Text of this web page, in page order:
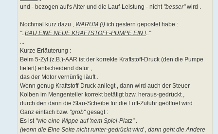
und - bezogen auf's Alter und die Lauf-Leistung - nicht "besser"wird .
Nochmal kurz dazu , WARUM (!) ich gestern gepostet habe :
"..BAU EINE NEUE KRAFTSTOFF-PUMPE EIN !.."
...
Kurze Erläuterung :
Beim 5-Zyl.(z.B.)-AAR ist der korrekte Kraftstoff-Druck (den die Pumpe
liefert) entscheidend dafür ,
das der Motor vernünfig läuft .
Wenn genug Kraftstoff-Druck anliegt , dann wird auch der Steuer-
Kolben im Mengenteiler korrekt betätigt bzw. heraus-gedrückt ,
durch den dann die Stau-Scheibe für die Luft-Zufuhr geöffnet wird .
Ganz einfach bzw. "grob"gesagt :
Es ist "wie eine Wippe auf 'nem Spiel-Platz".
(wenn die Eine Seite nicht runter-gedrückt wird , dann geht die Andere